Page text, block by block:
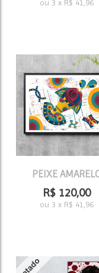
ou 3 x R$ 41,96
PEIXE
R$ 120,00
ou 3 x R$ 41,96